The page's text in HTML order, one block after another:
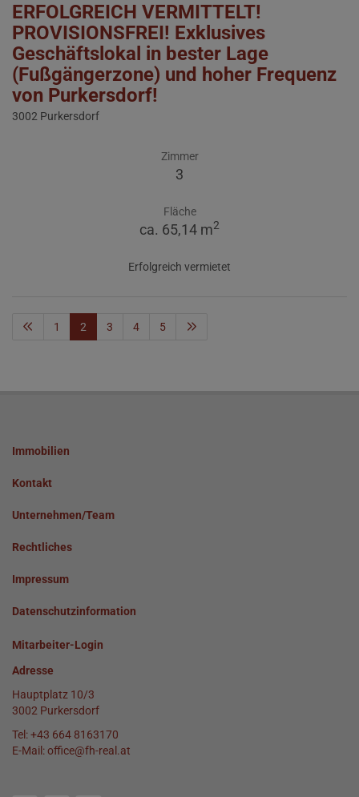
ERFOLGREICH VERMITTELT!
PROVISIONSFREI! Exklusives
Geschäftslokal in bester Lage
(Fußgängerzone) und hoher Frequenz
von Purkersdorf!
3002 Purkersdorf
Zimmer
3
Fläche
ca. 65,14 m2
Erfolgreich vermietet
1 2 3 4 5
Immobilien
Kontakt
Unternehmen/Team
Rechtliches
Impressum
Datenschutzinformation
Mitarbeiter-Login
Adresse
Hauptplatz 10/3
3002 Purkersdorf
Tel:+43 664 8163170
E-Mail:office@fh-real.at